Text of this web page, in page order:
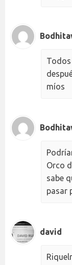
míos
Orco
sabe
pasar
david